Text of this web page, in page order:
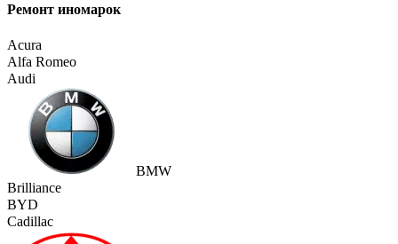
Ремонт иномарок
Acura
Alfa Romeo
Audi
BMW
Brilliance
BYD
Cadillac